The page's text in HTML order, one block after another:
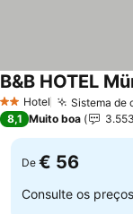
2 Estrelas
Hotel Sistema de
B&B HOTEL
8,1 Muito boa 3.553
De € 56
Consulte os